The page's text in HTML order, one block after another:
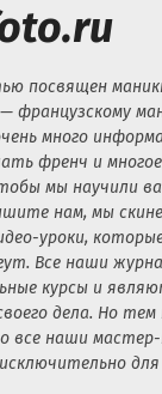
посвящен
французскому
много
френч и многое
мы научили
нам, мы
уроки,
Все наши
курсы и
дела. Но тем
все наши
для